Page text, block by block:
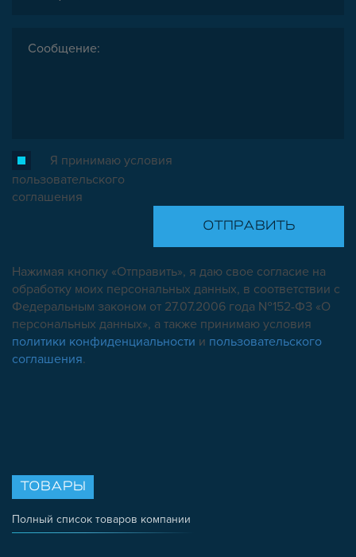
Я принимаю условия
пользовательского
соглашения
Нажимая кнопку «Отправить», я даю свое согласие на
обработку моих персональных данных, в соответствии с
Федеральным законом от 27.07.2006 года №152-ФЗ «О
персональных данных», а также принимаю условия
политики конфиденциальности и пользовательского
соглашения.
ТОВАРЫ
Полный список товаров компании